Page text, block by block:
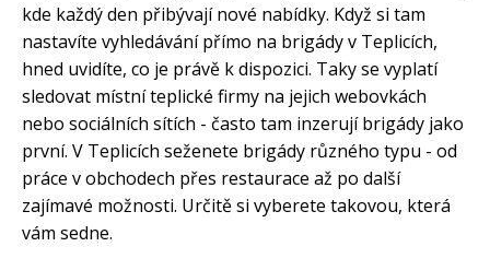
kde každý den přibývají nové nabídky. Když si tam
nastavíte vyhledávání přímo na brigády v Teplicích,
hned uvidíte, co je právě k dispozici. Taky se vyplatí
sledovat místní teplické firmy na jejich webovkách
nebo sociálních sítích - často tam inzerují brigády jako
první. V Teplicích seženete brigády různého typu - od
práce v obchodech přes restaurace až po další
zajímavé možnosti. Určitě si vyberete takovou, která
vám sedne.